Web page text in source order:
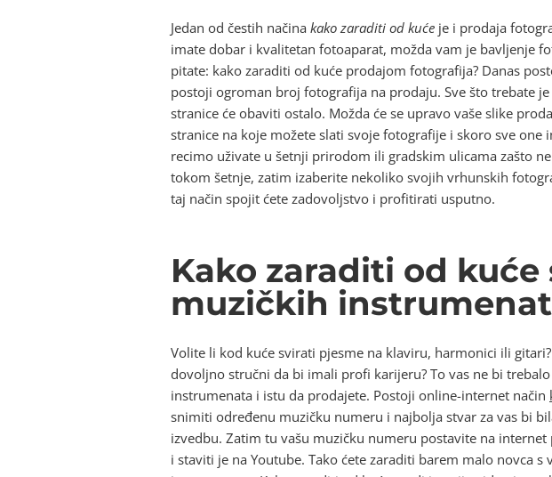
Jedan od čestih načina kako zaraditi od kuće je i prodaja
imate dobar i kvalitetan fotoaparat, možda vam je bavljenje
pitate: kako zaraditi od kuće prodajom fotografija? Danas
postoji ogroman broj fotografija na prodaju. Sve što trebate
stranice će obaviti ostalo. Možda će se upravo vaše slike
stranice na koje možete slati svoje fotografije i skoro sve
recimo uživate u šetnji prirodom ili gradskim ulicama zašto
tokom šetnje, zatim izaberite nekoliko svojih vrhunskih
taj način spojit ćete zadovoljstvo i profitirati usputno.
Kako zaraditi od
muzičkih
Volite li kod kuće svirati pjesme na klaviru, harmonici ili
dovoljno stručni da bi imali profi karijeru? To vas ne bi
instrumenata i istu da prodajete. Postoji online-internet način
snimiti određenu muzičku numeru i najbolja stvar za vas bi
izvedbu. Zatim tu vašu muzičku numeru postavite na
i staviti je na Youtube. Tako ćete zaraditi barem malo novca